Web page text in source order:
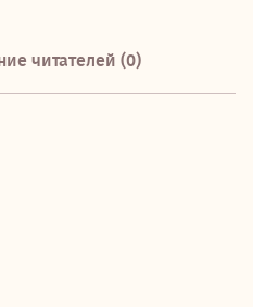
читателей (0)